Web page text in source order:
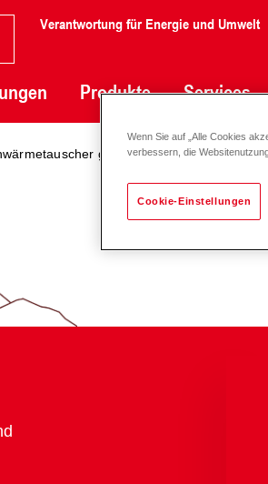
Verantwortung für Energie und Umwelt
Produkte Services
geschweisst PWT
Wenn Sie auf „Alle Cookies
verbessern, die
Cookie-Einstellungen